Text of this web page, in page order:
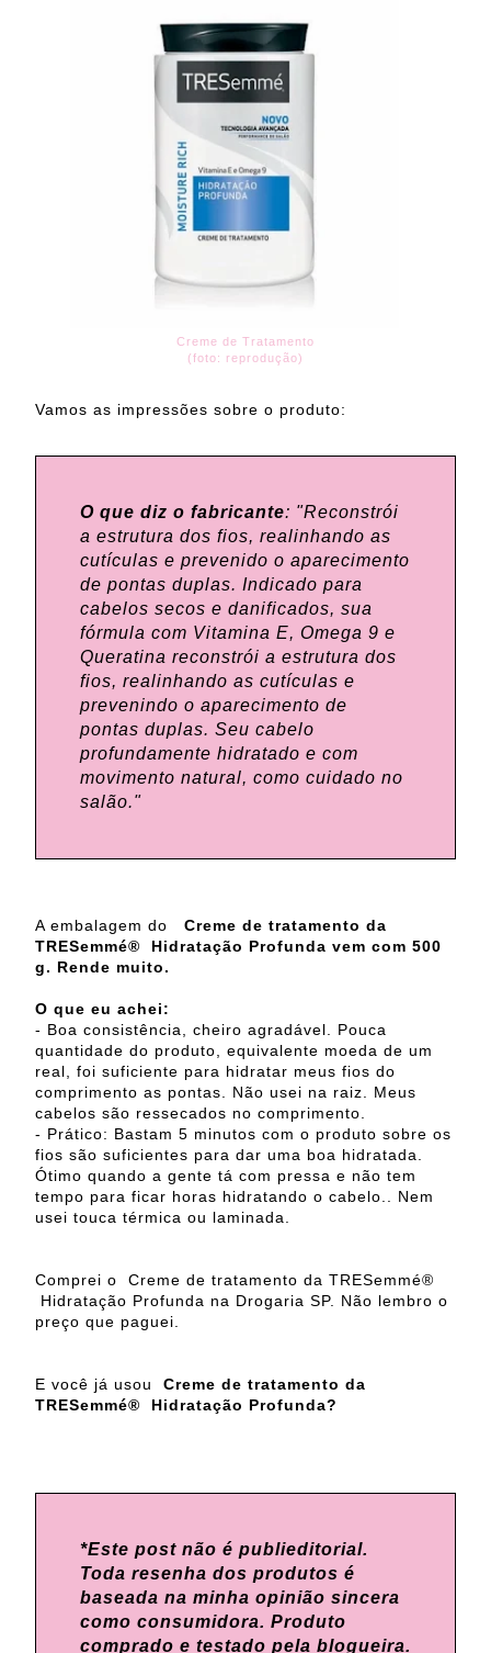
Creme de Tratamento
(foto: reprodução)
Vamos as impressões sobre o produto:
O que diz o fabricante: "Reconstrói
a estrutura dos fios, realinhando as
cutículas e prevenido o aparecimento
de pontas duplas. Indicado para
cabelos secos e danificados, sua
fórmula com Vitamina E, Omega 9 e
Queratina reconstrói a estrutura dos
fios, realinhando as cutículas e
prevenindo o aparecimento de
pontas duplas. Seu cabelo
profundamente hidratado e com
movimento natural, como cuidado no
salão."
A embalagem do
Creme de tratamento da
TRESemmé® Hidratação Profunda vem com 500
g. Rende muito.
O que eu achei:
- Boa consistência, cheiro agradável. Pouca
quantidade do produto, equivalente moeda de um
real, foi suficiente para hidratar meus fios do
comprimento as pontas. Não usei na raiz. Meus
cabelos são ressecados no comprimento.
- Prático: Bastam 5 minutos com o produto sobre os
fios são suficientes para dar uma boa hidratada.
Ótimo quando a gente tá com pressa e não tem
tempo para ficar horas hidratando o cabelo.. Nem
usei touca térmica ou laminada.
Comprei o Creme de tratamento da TRESemmé®
Hidratação Profunda na Drogaria SP. Não lembro o
preço que paguei.
E você já usou
Creme de tratamento da
TRESemmé® Hidratação Profunda?
*Este post não é publieditorial.
Toda resenha dos produtos é
baseada na minha opinião sincera
como consumidora. Produto
comprado e testado pela blogueira.